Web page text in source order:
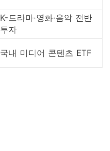
K-드라마·영화·음악 전반
투자
국내 미디어 콘텐츠 ETF